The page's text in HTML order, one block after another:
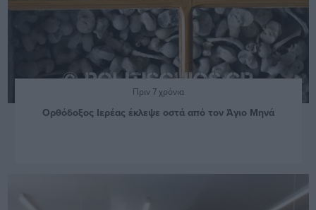
Πριν 7 χρόνια
Ορθόδοξος Ιερέας έκλεψε οστά από τον Άγιο Μηνά